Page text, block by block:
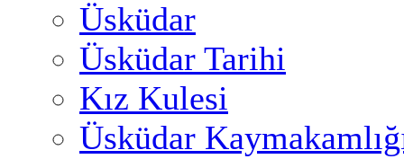
Üsküdar
Üsküdar Tarihi
Kız Kulesi
Üsküdar